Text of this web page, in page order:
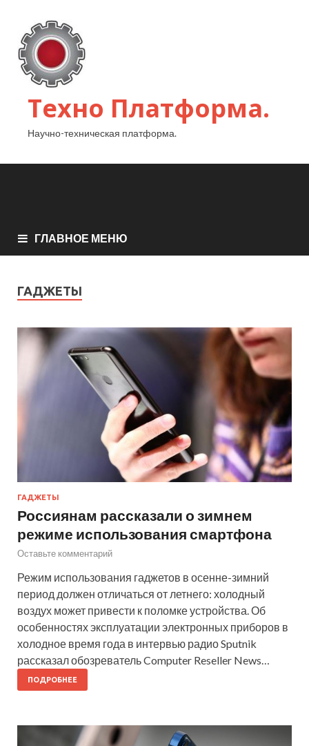
Техно Платформа.
Научно-техническая платформа.
ГЛАВНОЕ МЕНЮ
ГАДЖЕТЫ
ГАДЖЕТЫ
Россиянам рассказали о зимнем
режиме использования смартфона
Оставьте комментарий
Режим использования гаджетов в осенне-зимний
период должен отличаться от летнего: холодный
воздух может привести к поломке устройства. Об
особенностях эксплуатации электронных приборов в
холодное время года в интервью радио Sputnik
рассказал обозреватель Computer Reseller News…
ПОДРОБНЕЕ